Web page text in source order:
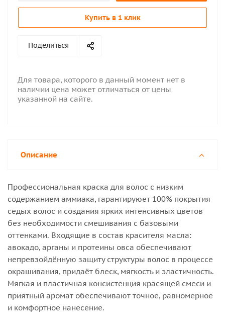
Купить в 1 клик
Поделиться
Для товара, которого в данный момент нет в
наличии цена может отличаться от цены
указанной на сайте.
Описание
Профессиональная краска для волос с низким
содержанием аммиака, гарантируюет 100% покрытия
седых волос и создания ярких интенсивных цветов
без необходимости смешивания с базовыми
оттенками. Входящие в состав красителя масла:
авокадо, арганы и протеины овса обеспечивают
непревзойдённую защиту структуры волос в процессе
окрашивания, придаёт блеск, мягкость и эластичность.
Мягкая и пластичная консистенция красящей смеси и
приятный аромат обеспечивают точное, равномерное
и комфортное нанесение.